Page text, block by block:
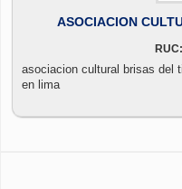
ASOCIACION
asociacion cultural brisas del
en lima